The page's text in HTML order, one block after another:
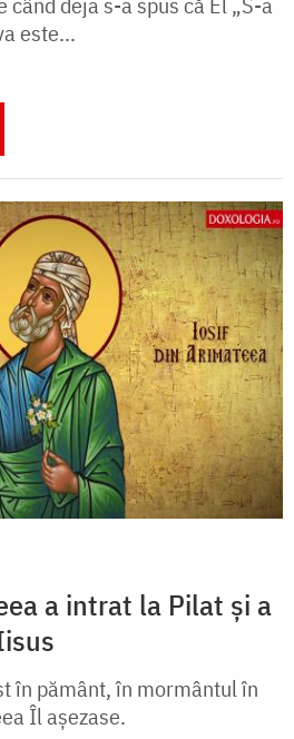
este...
a intrat la Pilat şi a
în pământ, în mormântul în
Îl așezase.